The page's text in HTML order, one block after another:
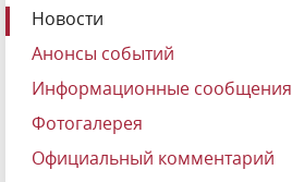
Новости
Анонсы событий
Информационные сообщения
Фотогалерея
Официальный комментарий